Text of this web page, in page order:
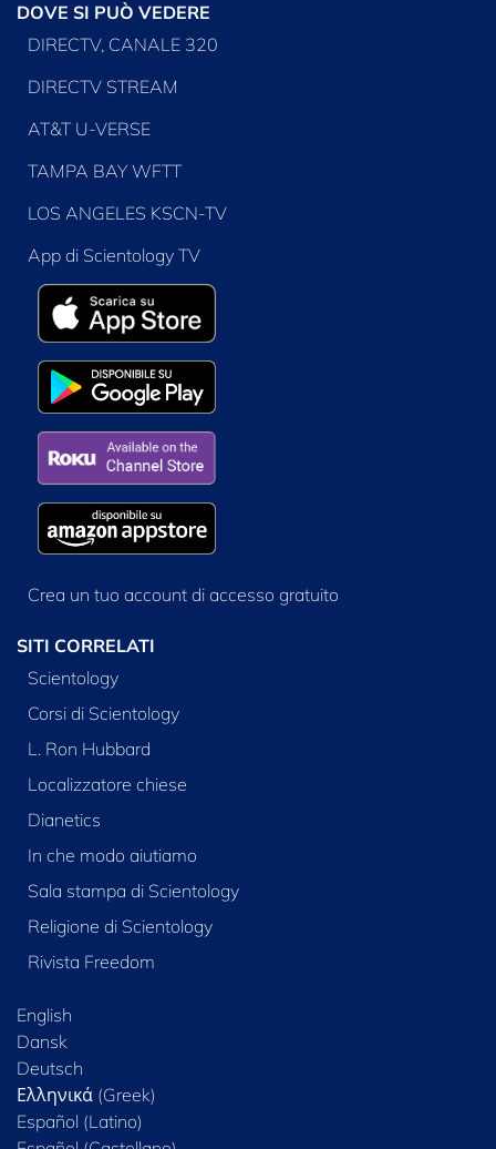
DOVE SI PUÒ VEDERE
DIRECTV, CANALE 320
DIRECTV STREAM
AT&T U-VERSE
TAMPA BAY WFTT
LOS ANGELES KSCN-TV
App di Scientology TV
Crea un tuo account di accesso gratuito
SITI CORRELATI
Scientology
Corsi di Scientology
L. Ron Hubbard
Localizzatore chiese
Dianetics
In che modo aiutiamo
Sala stampa di Scientology
Religione di Scientology
Rivista Freedom
English
Dansk
Deutsch
Ελληνικά (Greek)
Español (Latino)